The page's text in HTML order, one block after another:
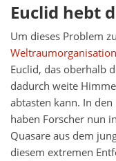
Euclid hebt
Um dieses Problem
Weltraumorganisation
Euclid, das oberhalb
dadurch weite
abtasten kann. In
haben Forscher nun
Quasare aus dem
diesem extremen